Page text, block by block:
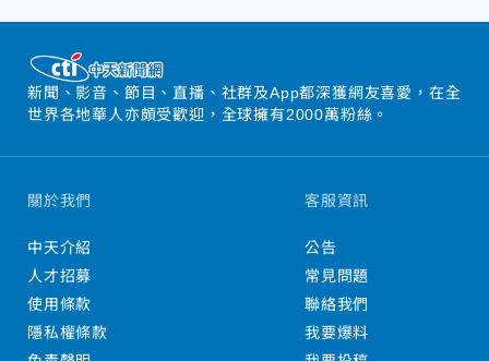
新聞、影音、節目、直播、社群及App都深獲網友喜愛，在全
世界各地華人亦頗受歡迎，全球擁有2000萬粉絲。
關於我們
中天介紹
人才招募
使用條款
隱私權條款
客服資訊
公告
常見問題
聯絡我們
我要爆料